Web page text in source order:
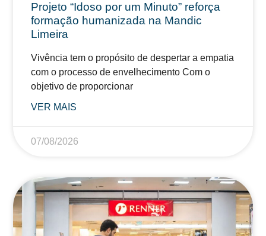
Projeto “Idoso por um Minuto” reforça
formação humanizada na Mandic
Limeira
Vivência tem o propósito de despertar a empatia
com o processo de envelhecimento Com o
objetivo de proporcionar
VER MAIS
07/08/2026